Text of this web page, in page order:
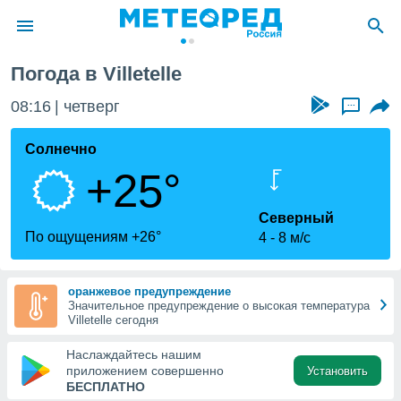
о
Вы можете
к этому
доступ
Погода в Villetelle
08:16 четверг ...
Солнечно
+25°
По ощущениям +26°
Северный
4
8 м/с
оранжевое предупреждение
Значительное предупреждение о высокая температура
Villetelle сегодня
Наслаждайтесь нашим
приложением совершенно
БЕСПЛАТНО
Установить